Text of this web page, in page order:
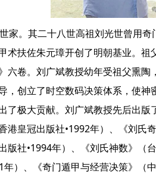
家。其二十八世高祖刘光世曾用
术扶佐朱元璋开创了明朝基业。
六卷。刘广斌教授幼年受祖父熏
，创立了时空数码决策体系，使
了极大贡献。刘广斌教授先后出版
港皇冠出版社•1992年）、《刘
版社•1994年）、《刘氏神数》（
年）、《奇门遁甲与经营决策》（